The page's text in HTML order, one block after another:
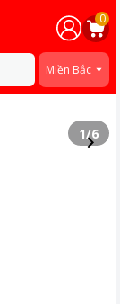
0
Miền Bắc
1/6